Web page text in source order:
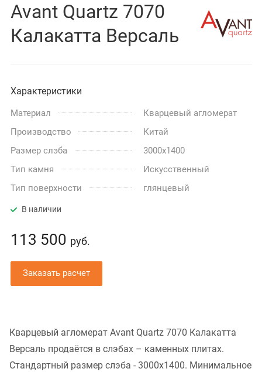
Avant Quartz 7070
Калакатта Версаль
Характеристики
Материал
Кварцевый агломерат
Производство
Китай
Размер слэба
3000x1400
Тип камня
Искусственный
Тип поверхности
глянцевый
В наличии
113 500 руб.
Заказать расчет
Кварцевый агломерат Avant Quartz 7070 Калакатта
Версаль продаётся в слэбах – каменных плитах.
Стандартный размер слэба - 3000x1400. Минимальное